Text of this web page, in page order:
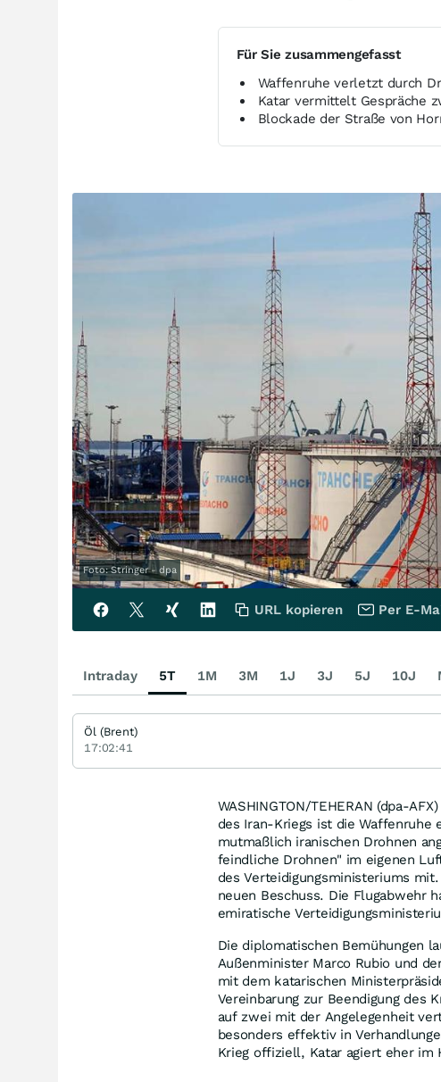
Für Sie zusammengefasst
Waffenruhe verletzt durch
Katar vermittelt Gespräche
Blockade der Straße von
Foto: Stringer - dpa
WASHINGTON/TEHERAN (dpa-
des Iran-Kriegs ist die
mutmaßlich iranischen Drohnen
feindliche Drohnen" im eigenen
des Verteidigungsministeriums
neuen Beschuss. Die Flugabwehr
emiratische
Die diplomatischen Bemühungen
Außenminister Marco Rubio und
mit dem katarischen
Vereinbarung zur Beendigung des
auf zwei mit der Angelegenheit
besonders effektiv in
Krieg offiziell, Katar agiert eher im
URL kopieren Per E-
Intraday 5T 1M 3M 1J 3J 5J 10J
Öl (Brent)
17:02:41